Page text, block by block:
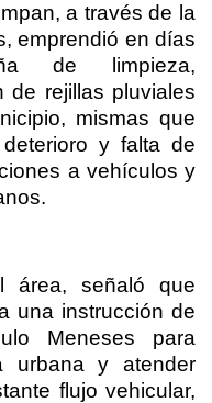
a través de la
emprendió en días
de limpieza,
de rejillas pluviales
mismas que
y falta de
a vehículos y
área, señaló que
una instrucción de
Meneses para
urbana y atender
flujo vehicular,